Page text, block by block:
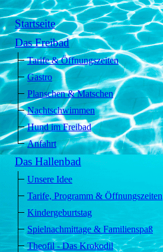
Startseite
Das Freibad
Tarife & Öffnungszeiten
Gastro
Planschen & Matschen
Nachtschwimmen
Hund im Freibad
Anfahrt
Das Hallenbad
Unsere Idee
Tarife, Programm & Öffnungszeiten
Kindergeburtstag
Spielnachmittage & Familienspaß
Theofil - Das Krokodil